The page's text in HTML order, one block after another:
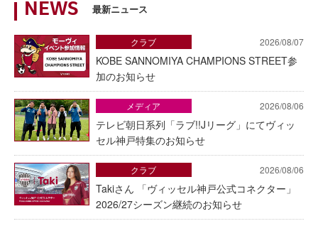
NEWS 最新ニュース
2026/08/07
KOBE SANNOMIYA CHAMPIONS STREET参
加のお知らせ
クラブ
2026/08/06
テレビ朝日系列「ラブ!!Jリーグ」にてヴィッ
セル神戸特集のお知らせ
メディア
2026/08/06
Takiさん 「ヴィッセル神戸公式コネクター」
2026/27シーズン継続のお知らせ
クラブ